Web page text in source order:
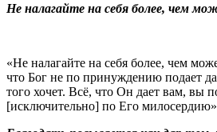
Не налагайте на себя более, чем
«Не налагайте на себя более, чем
что Бог не по принуждению подает
того хочет. Всё, что Он дает вам, вы
[исключительно] по Его